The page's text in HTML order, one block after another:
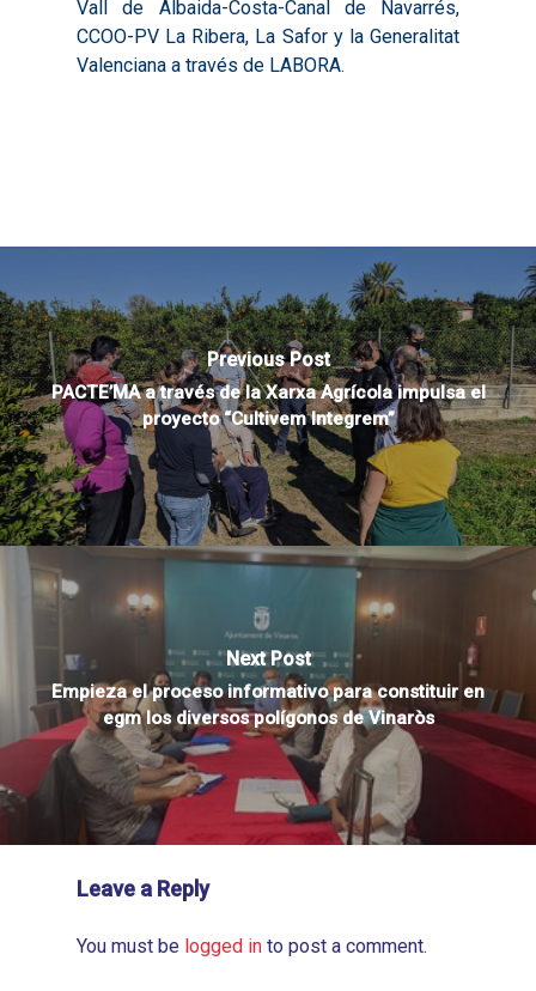
Vall de Albaida-Costa-Canal de Navarrés,
CCOO-PV La Ribera, La Safor y la Generalitat
Valenciana a través de LABORA.
Previous Post
PACTE’MA a través de la Xarxa Agrícola impulsa el
proyecto “Cultivem Integrem”
Next Post
Empieza el proceso informativo para constituir en
egm los diversos polígonos de Vinaròs
Leave a Reply
You must be logged in to post a comment.